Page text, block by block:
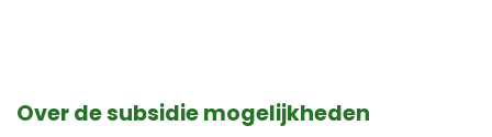
Over de subsidie mogelijkheden